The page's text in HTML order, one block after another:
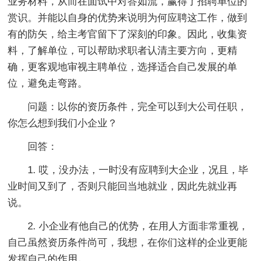
赏识。并能以自身的优势来说明为何应聘这工作，做到
有的防矢，给主考官留下了深刻的印象。因此，收集资
料，了解单位，可以帮助求职者认清主要方向，更精
确，更客观地审视主聘单位，选择适合自己发展的单
位，避免走弯路。
问题：以你的资历条件，完全可以到大公司任职，
你怎么想到我们小企业？
回答：
1. 哎，没办法，一时没有应聘到大企业，况且，毕
业时间又到了，否则只能回当地就业，因此先就业再
说。
2. 小企业有他自己的优势，在用人方面非常重视，
自己虽然资历条件尚可，我想，在你们这样的企业更能